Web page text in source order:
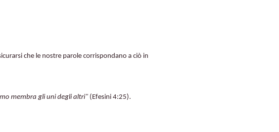
che le nostre parole corrispondano a ciò in
membra gli uni degli altri"(Efesini 4:25).